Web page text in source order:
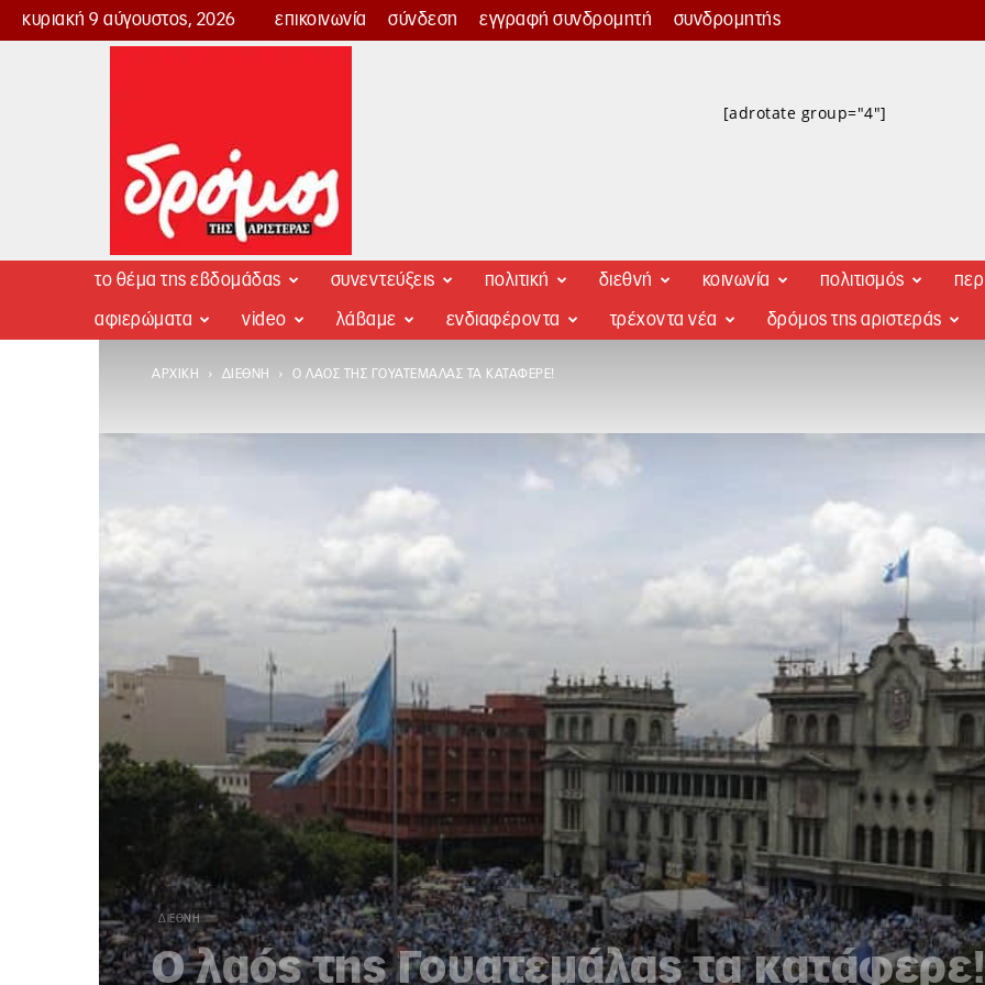
κυριακή 9 αύγουστος, 2026 επικοινωνία σύνδεση εγγραφή συνδρομητή συνδρομητής
Δρόμος
[adrotate group="4"]
το θέμα της εβδομάδας συνεντεύξεις πολιτική διεθνή κοινωνία πολιτισμός
αφιερώματα video λάβαμε ενδιαφέροντα τρέχοντα νέα δρόμος της αριστεράς
ΑΡΧΙΚΉ ΔΙΕΘΝΉ Ο ΛΑΌΣ ΤΗΣ ΓΟΥΑΤΕΜΆΛΑΣ ΤΑ ΚΑΤΆΦΕΡΕ!
ΔΙΕΘΝΉ
Ο λαός της Γουατεμάλας τα